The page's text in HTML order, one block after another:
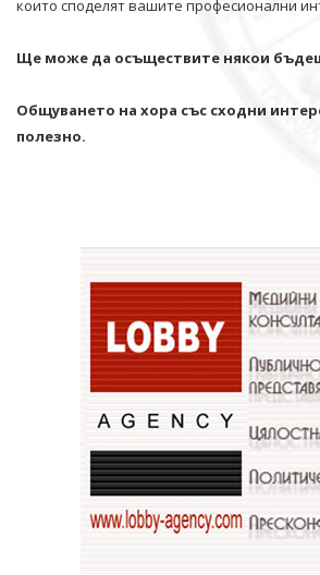
които споделят вашите професионални
Ще може да осъществите някои
Общуването на хора със сходни
полезно.